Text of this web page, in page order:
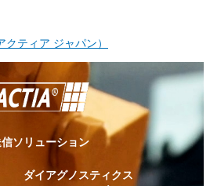
ティア ジャパン）
ソリューション
ダイアグノスティクス